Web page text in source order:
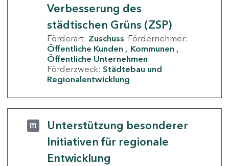
Verbesserung des
städtischen Grüns (ZSP)
Förderart: Zuschuss Fördernehmer:
Öffentliche Kunden
Kommunen
Öffentliche Unternehmen
Förderzweck: Städtebau und
Regionalentwicklung
Unterstützung besonderer
Initiativen für regionale
Entwicklung